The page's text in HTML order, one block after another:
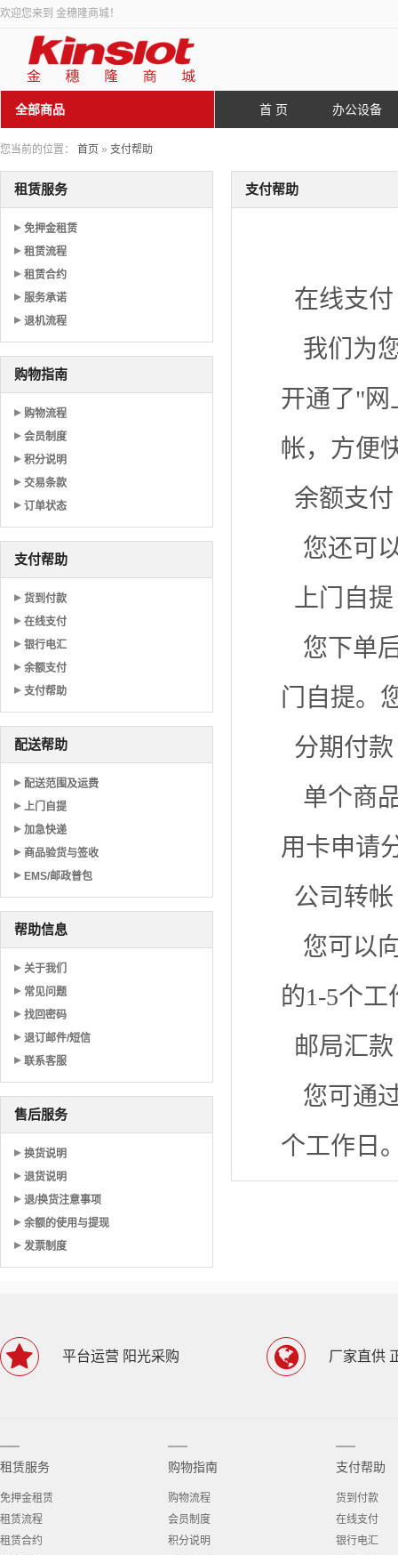
欢迎您来到 金穗隆商城！
全部商品 首 页 办公设备
您当前的位置： 首页 » 支付帮助
支付帮助
在线支
我们为
开通了"网
帐，方便
余额支
您还可
上门自
您下单
门自提。
分期付
单个商
用卡申请
公司转
您可以
的1-5个
邮局汇
您可通
个工作日
租赁服务
免押金租赁
租赁流程
租赁合约
服务承诺
退机流程
购物指南
购物流程
会员制度
积分说明
交易条款
订单状态
支付帮助
货到付款
在线支付
银行电汇
余额支付
支付帮助
配送帮助
配送范围及运费
上门自提
加急快递
商品验货与签收
EMS/邮政普包
帮助信息
关于我们
常见问题
找回密码
退订邮件/短信
联系客服
售后服务
换货说明
退货说明
退/换货注意事项
余额的使用与提现
发票制度
平台运营 阳光采购 厂家直供
租赁服务
免押金租赁
租赁流程
租赁合约
购物指南
购物流程
会员制度
积分说明
支付帮助
货到付款
在线支付
银行电汇